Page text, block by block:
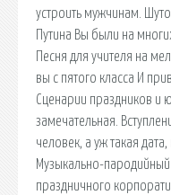
устроить мужчинам.
Путина Вы были на
Песня для учителя на
вы с пятого класса И
Сценарии праздников и
замечательная.
человек, а уж такая
Музыкально-пародийный
праздничного